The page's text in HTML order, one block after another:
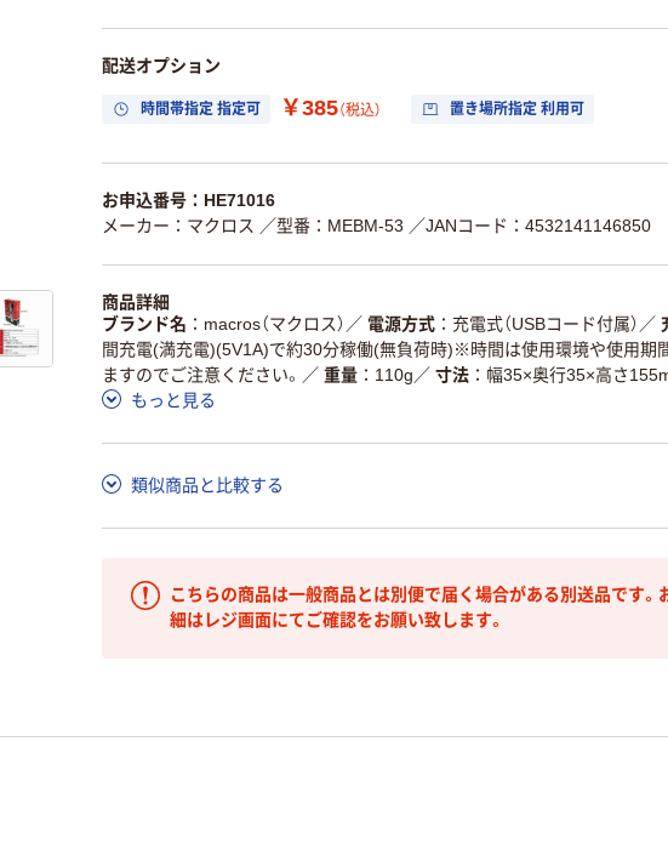
配送オプション
時間帯指定 指定可 ￥385（税込） 置き場所指定 利用可
お申込番号：HE71016
メーカー：マクロス ／型番：MEBM-53 ／JANコード：4532141146850
商品詳細
ブランド名
macros（マクロス） ／ 電源方式 充電式（USBコード付属） ／
間充電(満充電)(5V1A)で約30分稼働(無負荷時)※時間は使用環境や使用期
ますのでご注意ください。 ／ 重量 110g ／ 寸法
幅35×奥行35×高さ
もっと見る
類似商品と比較する
こちらの商品は一般商品とは別便で届く場合がある別送品です。
細はレジ画面にてご確認をお願い致します。